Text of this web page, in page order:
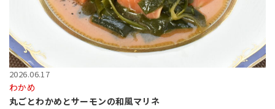
2026.06.17
わかめ
丸ごとわかめとサーモンの和風マリネ